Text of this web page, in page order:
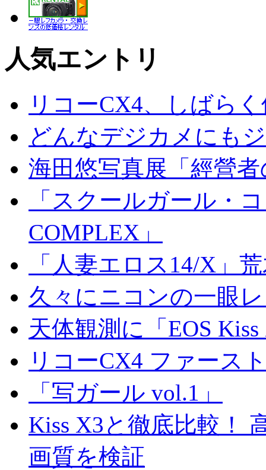
人気エントリ
リコーCX4、しばら
どんなデジカメにも
海田悠写真展「經營
「スクールガール・
COMPLEX」
「人妻エロス14/X」
久々にニコンの一眼
天体観測に「EOS
リコーCX4 ファース
「写ガール vol.1」
Kiss X3と徹底比較！
画質を検証